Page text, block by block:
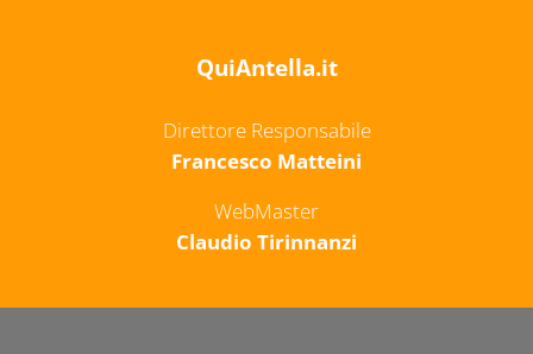
QuiAntella.it
Direttore Responsabile
Francesco Matteini
WebMaster
Claudio Tirinnanzi